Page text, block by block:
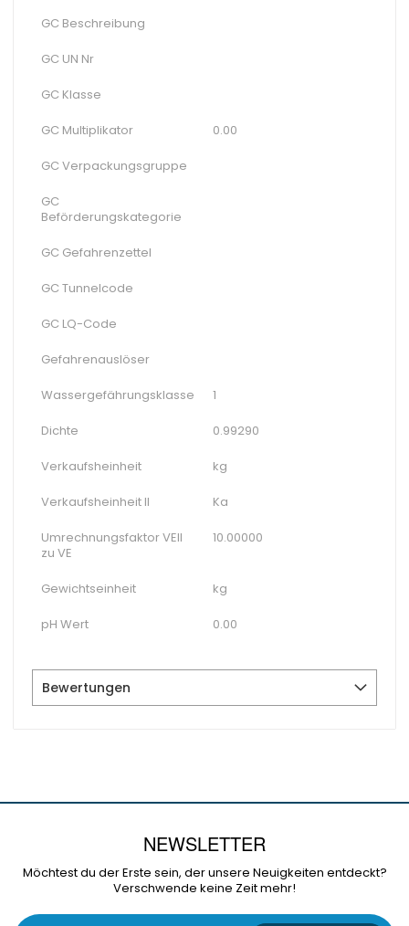
GC Beschreibung
GC UN Nr
GC Klasse
GC Multiplikator 0.00
GC Verpackungsgruppe
GC
Beförderungskategorie
GC Gefahrenzettel
GC Tunnelcode
GC LQ-Code
Gefahrenauslöser
Wassergefährungsklasse 1
Dichte 0.99290
Verkaufsheinheit kg
Verkaufsheinheit II Ka
Umrechnungsfaktor VEII
zu VE
10.00000
Gewichtseinheit kg
pH Wert 0.00
Bewertungen
NEWSLETTER
Möchtest du der Erste sein, der unsere Neuigkeiten entdeckt?
Verschwende keine Zeit mehr!